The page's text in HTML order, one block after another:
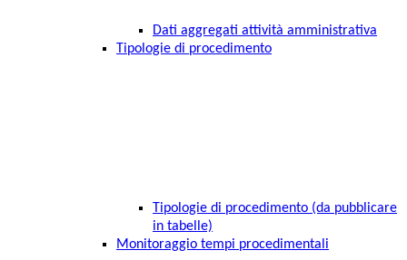
Dati aggregati attività amministrativa
Tipologie di procedimento
Tipologie di procedimento (da pubblicare
in tabelle)
Monitoraggio tempi procedimentali